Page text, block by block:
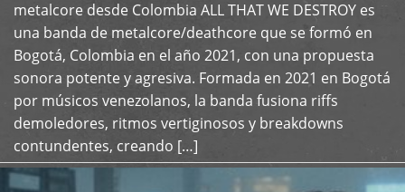
metalcore desde Colombia ALL THAT WE DESTROY es
una banda de metalcore/deathcore que se formó en
Bogotá, Colombia en el año 2021, con una propuesta
sonora potente y agresiva. Formada en 2021 en Bogotá
por músicos venezolanos, la banda fusiona riffs
demoledores, ritmos vertiginosos y breakdowns
contundentes, creando […]
+